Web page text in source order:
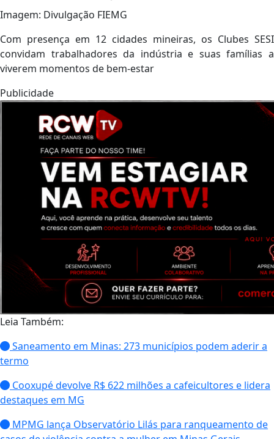
Imagem: Divulgação FIEMG
Com presença em 12 cidades mineiras, os Clubes SESI
convidam trabalhadores da indústria e suas famílias a
viverem momentos de bem-estar
Publicidade
Leia Também:
Saneamento em Minas: 273 municípios podem aderir a
termo
Cooxupé devolve R$ 622 milhões a cafeicultores e lidera
destaques em MG
MPMG lança Observatório Lilás para ranqueamento de